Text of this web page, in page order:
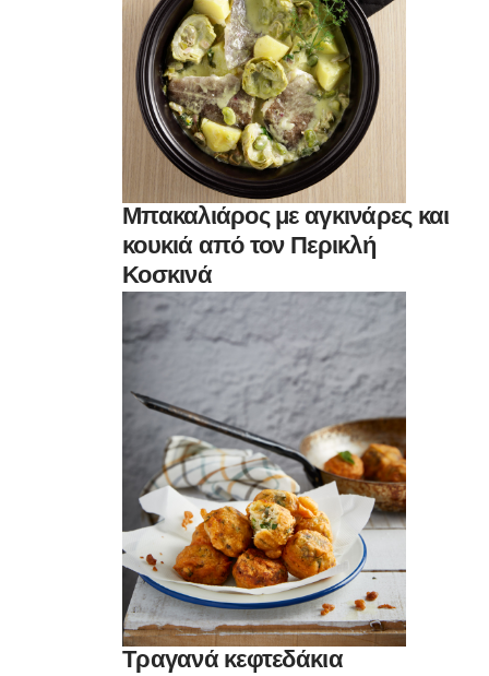
Μπακαλιάρος με αγκινάρες και
κουκιά από τον Περικλή
Κοσκινά
Τραγανά κεφτεδάκια